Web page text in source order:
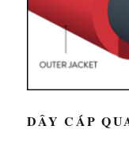
DÂY CÁP